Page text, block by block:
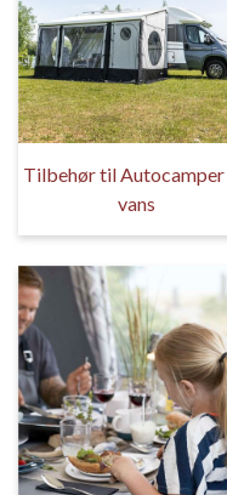
Tilbehør til Autocamper
vans